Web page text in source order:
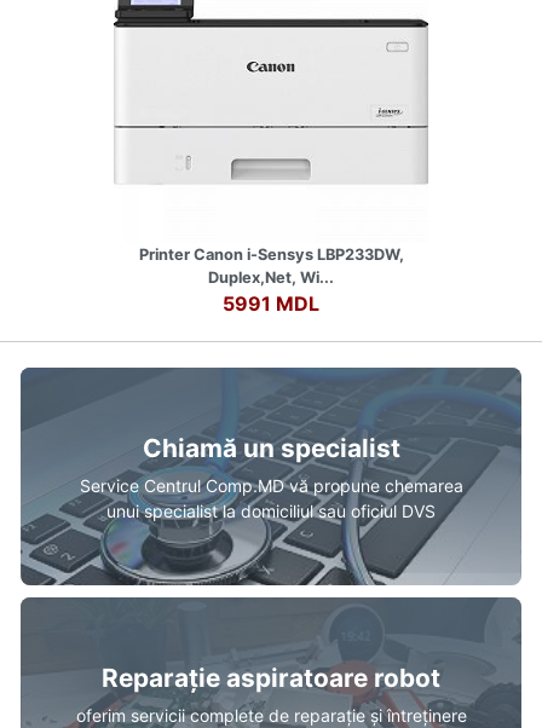
Printer Canon i-Sensys LBP233DW,
Duplex,Net, Wi...
5991 MDL
Chiamă un specialist
Service Centrul Comp.MD vă propune chemarea
unui specialist la domiciliul sau oficiul DVS
Reparație aspiratoare robot
oferim servicii complete de reparație și întreținere